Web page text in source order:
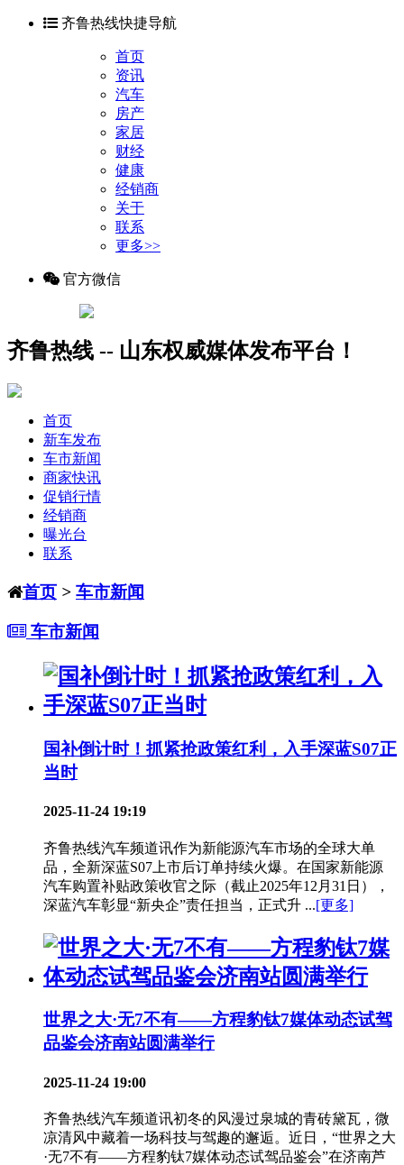
齐鲁热线快捷导航
首页
资讯
汽车
房产
家居
财经
健康
经销商
关于
联系
更多>>
官方微信
齐鲁热线 -- 山东权威媒体发布平台！
首页
新车发布
车市新闻
商家快讯
促销行情
经销商
曝光台
联系
首页 > 车市新闻
车市新闻
国补倒计时！抓紧抢政策红利，入手深蓝S07正
当时
2025-11-24 19:19
齐鲁热线汽车频道讯作为新能源汽车市场的全球大单
品，全新深蓝S07上市后订单持续火爆。在国家新能源
汽车购置补贴政策收官之际（截止2025年12月31日），
深蓝汽车彰显“新央企”责任担当，正式升 ...[更多]
世界之大·无7不有——方程豹钛7媒体动态试驾
品鉴会济南站圆满举行
2025-11-24 19:00
齐鲁热线汽车频道讯初冬的风漫过泉城的青砖黛瓦，微
凉清风中藏着一场科技与驾趣的邂逅。近日，“世界之大
·无7不有——方程豹钛7媒体动态试驾品鉴会”在济南芦